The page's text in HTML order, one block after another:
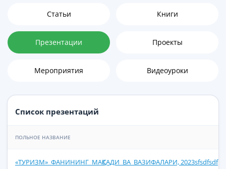
Статьи Книги
Презентации Проекты
Мероприятия Видеоуроки
Список презентаций
ПОЛЬНОЕ НАЗВАНИЕ
«ТУРИЗМ»_ФАНИНИНГ_МАҚСАДИ_ВА_ВАЗИФАЛАРИ, 2023sfsdfsdf